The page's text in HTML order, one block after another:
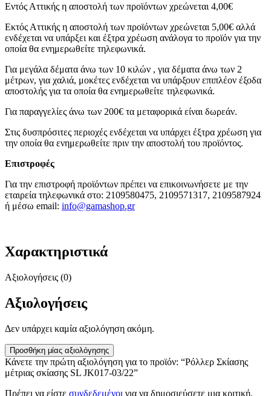
Εντός Αττικής η αποστολή των προϊόντων χρεώνεται 4,00€
Εκτός Αττικής η αποστολή των προϊόντων χρεώνεται 5,00€ αλλά
ενδέχεται να υπάρξει και έξτρα χρέωση ανάλογα το προϊόν για την
οποία θα ενημερωθείτε τηλεφωνικά.
Για μεγάλα δέματα άνω των 10 κιλών , για δέματα άνω των 2
μέτρων, για χαλιά, μοκέτες ενδέχεται να υπάρξουν επιπλέον έξοδα
αποστολής για τα οποία θα ενημερωθείτε τηλεφωνικά.
Για παραγγελίες άνω των 200€ τα μεταφορικά είναι δωρεάν.
Στις δυσπρόσιτες περιοχές ενδέχεται να υπάρχει έξτρα χρέωση για
την οποία θα ενημερωθείτε πριν την αποστολή του προϊόντος.
Επιστροφές
Για την επιστροφή προϊόντων πρέπει να επικοινωνήσετε με την
εταιρεία τηλεφωνικά στο: 2109580475, 2109571317, 2109587924
ή μέσω email: info@gamashop.gr
Χαρακτηριστικά
Αξιολογήσεις (0)
Αξιολογήσεις
Δεν υπάρχει καμία αξιολόγηση ακόμη.
Προσθήκη μίας αξιολόγησης
Κάνετε την πρώτη αξιολόγηση για το προϊόν: “Ρόλλερ Σκίασης
μέτριας σκίασης SL JK017-03/22”
Πρέπει να είστε συνδεδεμένοι για να δημοσιεύσετε μια κριτική.